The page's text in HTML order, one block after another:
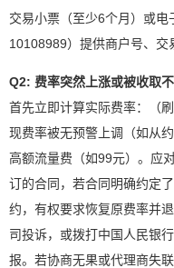
交易小票（至少6个月）或
10108989）提供商户号、交
Q2: 费率突然上涨或被收取
首先立即计算实际费率：（
现费率被无预警上调（如从
高额流量费（如99元）。应
订的合同，若合同明确约定
约，有权要求恢复原费率并
司投诉，或拨打中国人民银
报。若协商无果或代理商失